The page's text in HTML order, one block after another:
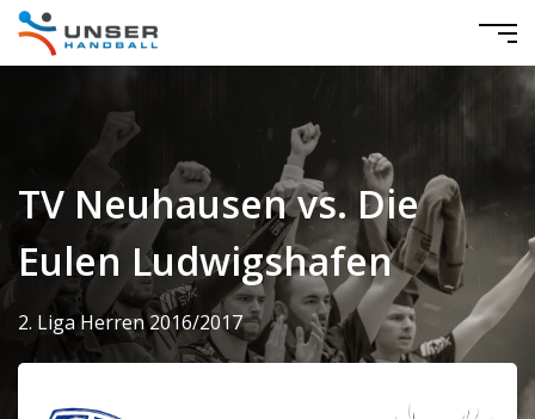
TV Neuhausen vs. Die
Eulen Ludwigshafen
2. Liga Herren 2016/2017